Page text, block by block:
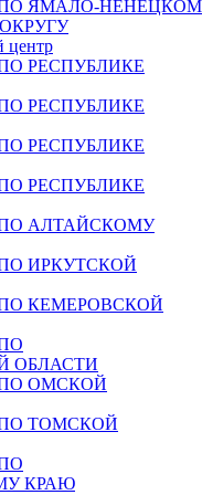
ЯМАЛО-
центр
РЕСПУБЛИКЕ
РЕСПУБЛИКЕ
РЕСПУБЛИКЕ
РЕСПУБЛИКЕ
АЛТАЙСКОМУ
ИРКУТСКОЙ
КЕМЕРОВСКОЙ
ОБЛАСТИ
ОМСКОЙ
ТОМСКОЙ
КРАЮ